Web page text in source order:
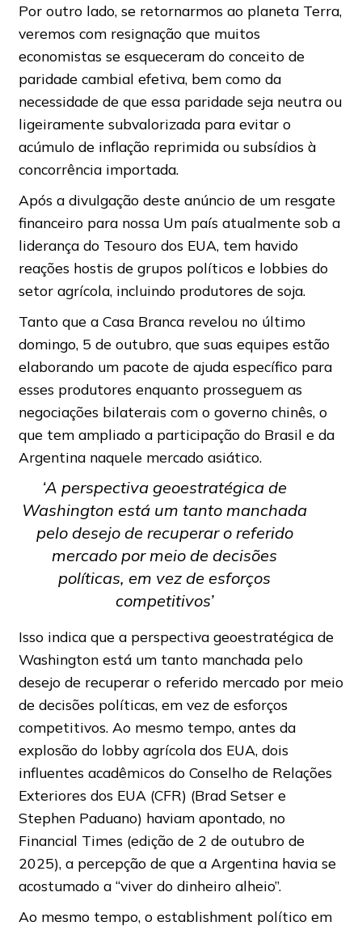
Por outro lado, se retornarmos ao planeta Terra,
veremos com resignação que muitos
economistas se esqueceram do conceito de
paridade cambial efetiva, bem como da
necessidade de que essa paridade seja neutra ou
ligeiramente subvalorizada para evitar o
acúmulo de inflação reprimida ou subsídios à
concorrência importada.
Após a divulgação deste anúncio de um resgate
financeiro para nossa Um país atualmente sob a
liderança do Tesouro dos EUA, tem havido
reações hostis de grupos políticos e lobbies do
setor agrícola, incluindo produtores de soja.
Tanto que a Casa Branca revelou no último
domingo, 5 de outubro, que suas equipes estão
elaborando um pacote de ajuda específico para
esses produtores enquanto prosseguem as
negociações bilaterais com o governo chinês, o
que tem ampliado a participação do Brasil e da
Argentina naquele mercado asiático.
‘A perspectiva geoestratégica de
Washington está um tanto manchada
pelo desejo de recuperar o referido
mercado por meio de decisões
políticas, em vez de esforços
competitivos’
Isso indica que a perspectiva geoestratégica de
Washington está um tanto manchada pelo
desejo de recuperar o referido mercado por meio
de decisões políticas, em vez de esforços
competitivos. Ao mesmo tempo, antes da
explosão do lobby agrícola dos EUA, dois
influentes acadêmicos do Conselho de Relações
Exteriores dos EUA (CFR) (Brad Setser e
Stephen Paduano) haviam apontado, no
Financial Times (edição de 2 de outubro de
2025), a percepção de que a Argentina havia se
acostumado a “viver do dinheiro alheio”.
Ao mesmo tempo, o establishment político em